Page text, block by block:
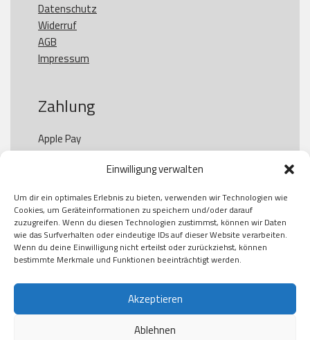
Einwilligung verwalten
Um dir ein optimales Erlebnis zu bieten, verwenden wir Technologien wie
Cookies, um Geräteinformationen zu speichern und/oder darauf
zuzugreifen. Wenn du diesen Technologien zustimmst, können wir Daten
wie das Surfverhalten oder eindeutige IDs auf dieser Website verarbeiten.
Wenn du deine Einwilligung nicht erteilst oder zurückziehst, können
bestimmte Merkmale und Funktionen beeinträchtigt werden.
Akzeptieren
Ablehnen
Datenschutz
Widerruf
AGB
Impressum
Zahlung
Apple Pay
Paypal
Kauf auf Rechung
Klarna
American Express